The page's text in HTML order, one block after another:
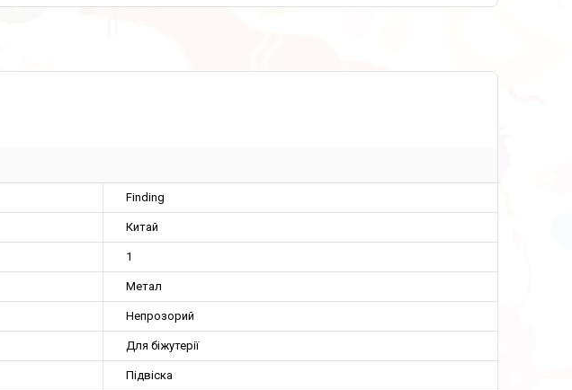
Finding
Китай
1
Метал
Непрозорий
Для біжутерії
Підвіска